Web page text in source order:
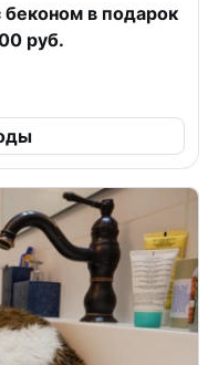
в подарок
руб.